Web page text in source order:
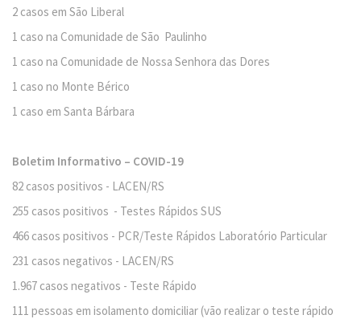
2 casos em São Liberal
1 caso na Comunidade de São Paulinho
1 caso na Comunidade de Nossa Senhora das Dores
1 caso no Monte Bérico
1 caso em Santa Bárbara
Boletim Informativo – COVID-19
82 casos positivos - LACEN/RS
255 casos positivos - Testes Rápidos SUS
466 casos positivos - PCR/Teste Rápidos Laboratório Particular
231 casos negativos - LACEN/RS
1.967 casos negativos - Teste Rápido
111 pessoas em isolamento domiciliar (vão realizar o teste rápido